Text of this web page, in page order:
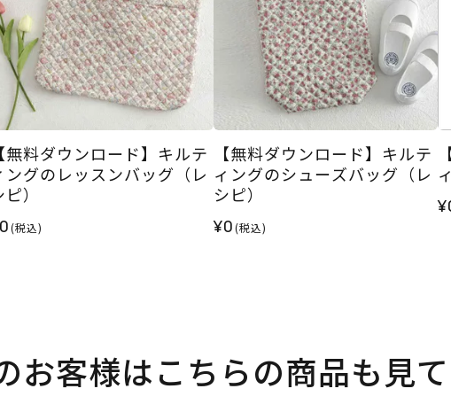
【無料ダウンロード】キルテ
ングのレッスンバッグ（レ
）
(税込)
【無料ダウンロード】キルテ
ィングのシューズバッグ（レ
シピ）
¥0(税込)
お客様はこちらの商品も見